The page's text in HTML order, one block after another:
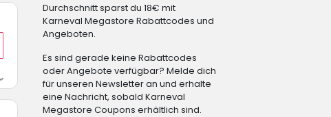
Durchschnitt sparst du 18€ mit
Karneval Megastore Rabattcodes und
Angeboten.
Es sind gerade keine Rabattcodes
oder Angebote verfügbar? Melde dich
für unseren Newsletter an und erhalte
eine Nachricht, sobald Karneval
Megastore Coupons erhältlich sind.